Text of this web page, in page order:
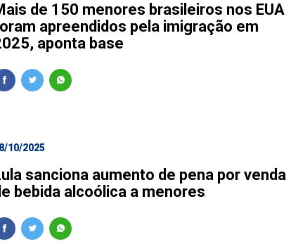
de 150 menores brasileiros nos EUA
apreendidos pela imigração em
aponta base
10/2025
sanciona aumento de pena por venda
bebida alcoólica a menores